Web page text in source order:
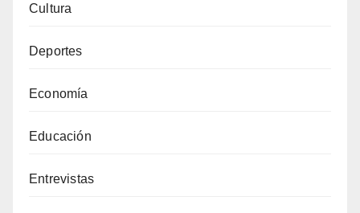
Cultura
Deportes
Economía
Educación
Entrevistas